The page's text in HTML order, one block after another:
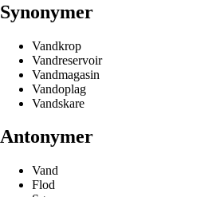
Synonymer
Vandkrop
Vandreservoir
Vandmagasin
Vandoplag
Vandskare
Antonymer
Vand
Flod